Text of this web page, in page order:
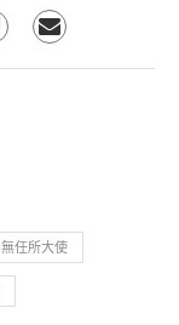
無任所大使